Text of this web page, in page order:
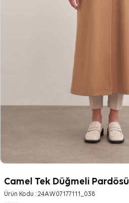
Camel Tek Düğmeli Pardösü
Ürün Kodu : 24AW07177111_038